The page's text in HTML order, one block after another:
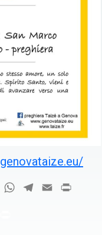
ThreadsWhatsApp
Telegram
Email